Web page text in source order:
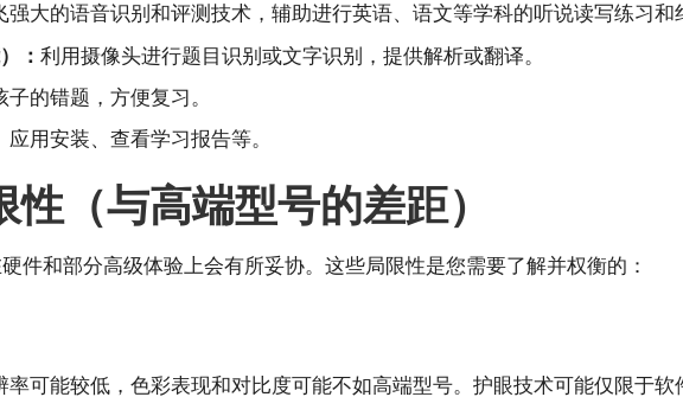
强大的语音识别和评测技术，辅助进行英语、语文等学科的听说读写练习和
： 利用摄像头进行题目识别或文字识别，提供解析或翻译。
的错题，方便复习。
用安装、查看学习报告等。
（与高端型号的差距）
件和部分高级体验上会有所妥协。这些局限性是您需要了解并权衡的：
率可能较低，色彩表现和对比度可能不如高端型号。护眼技术可能仅限于